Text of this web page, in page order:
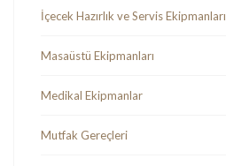
İçecek Hazırlık ve Servis Ekipmanları
Masaüstü Ekipmanları
Medikal Ekipmanlar
Mutfak Gereçleri